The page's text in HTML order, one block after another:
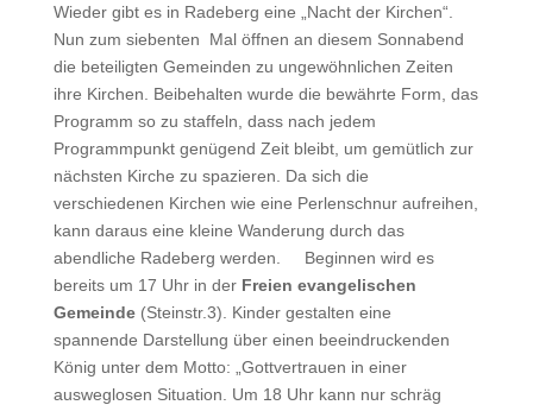
Wieder gibt es in Radeberg eine „Nacht der Kirchen“.
Nun zum siebenten Mal öffnen an diesem Sonnabend
die beteiligten Gemeinden zu ungewöhnlichen Zeiten
ihre Kirchen. Beibehalten wurde die bewährte Form, das
Programm so zu staffeln, dass nach jedem
Programmpunkt genügend Zeit bleibt, um gemütlich zur
nächsten Kirche zu spazieren. Da sich die
verschiedenen Kirchen wie eine Perlenschnur aufreihen,
kann daraus eine kleine Wanderung durch das
abendliche Radeberg werden. Beginnen wird es
bereits um 17 Uhr in der Freien evangelischen
Gemeinde(Steinstr.3). Kinder gestalten eine
spannende Darstellung über einen beeindruckenden
König unter dem Motto: „Gottvertrauen in einer
ausweglosen Situation. Um 18 Uhr kann nur schräg